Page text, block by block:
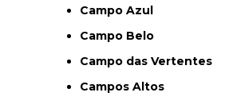
Campo Azul
Campo Belo
Campo das Vertentes
Campos Altos